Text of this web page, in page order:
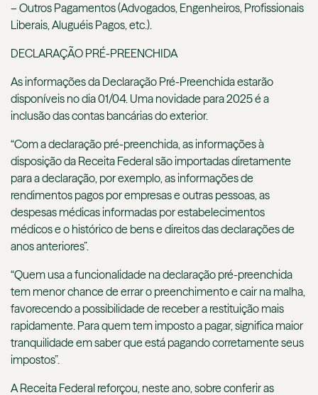
– Outros Pagamentos (Advogados, Engenheiros, Profissionais
Liberais, Aluguéis Pagos, etc.).
DECLARAÇÃO PRÉ-PREENCHIDA
As informações da Declaração Pré-Preenchida estarão
disponíveis no dia 01/04. Uma novidade para 2025 é a
inclusão das contas bancárias do exterior.
“Com a declaração pré-preenchida, as informações à
disposição da Receita Federal são importadas diretamente
para a declaração, por exemplo, as informações de
rendimentos pagos por empresas e outras pessoas, as
despesas médicas informadas por estabelecimentos
médicos e o histórico de bens e direitos das declarações de
anos anteriores”.
“Quem usa a funcionalidade na declaração pré-preenchida
tem menor chance de errar o preenchimento e cair na malha,
favorecendo a possibilidade de receber a restituição mais
rapidamente. Para quem tem imposto a pagar, significa maior
tranquilidade em saber que está pagando corretamente seus
impostos”.
A Receita Federal reforçou, neste ano, sobre conferir as